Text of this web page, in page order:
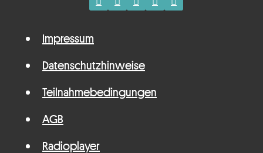
Impressum
Datenschutzhinweise
Teilnahmebedingungen
AGB
Radioplayer